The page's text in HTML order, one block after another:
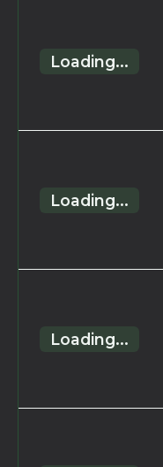
Loading...
Loading...
Loading...